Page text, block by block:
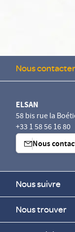
Nous contacter
ELSAN
58 bis rue la
+33 1 58 56 16 80
Nous
Nous suivre
Nous trouver